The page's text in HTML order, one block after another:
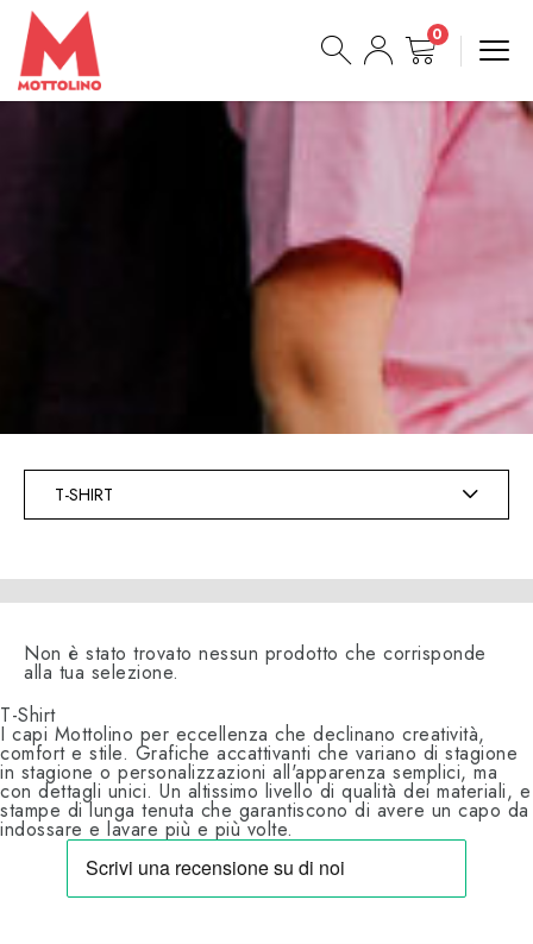
0
T-SHIRT
Non è stato trovato nessun prodotto che corrisponde
alla tua selezione.
T-Shirt
I capi Mottolino per eccellenza che declinano creatività,
comfort e stile. Grafiche accattivanti che variano di stagione
in stagione o personalizzazioni all'apparenza semplici, ma
con dettagli unici. Un altissimo livello di qualità dei materiali, e
stampe di lunga tenuta che garantiscono di avere un capo da
indossare e lavare più e più volte.